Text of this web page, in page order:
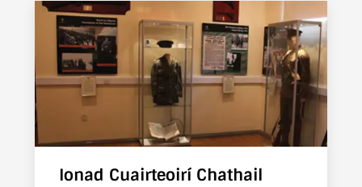
Ionad Cuairteoirí Chathail